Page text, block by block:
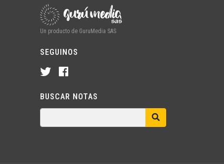
Un producto de GuruMedia SAS
SEGUINOS
BUSCAR NOTAS